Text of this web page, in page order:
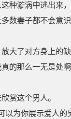
种漩涡中逃出来
数妻子都不会意
大了对方身上的
的那么一无是处
赏这个男人。
以为你展示爱人的